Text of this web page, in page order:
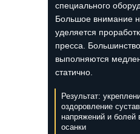
специального
Большое внимание
уделяется
пресса.
выполняются
статично.
Результат:
оздоровление
напряжений и болей
осанки